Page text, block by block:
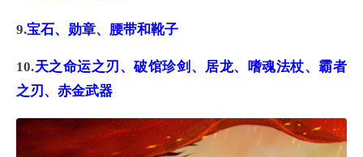
9.宝石、勋章、腰带和靴子
10.天之命运之刃、破馆珍剑、居龙、嗜魂法杖、霸者
之刃、赤金武器